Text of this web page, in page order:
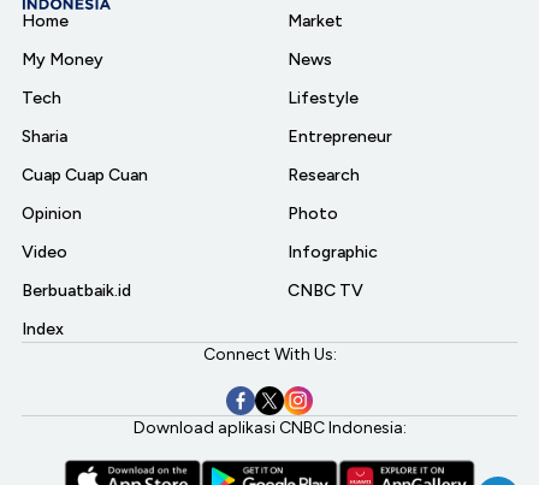
Home
My Money
Tech
Sharia
Cuap Cuap Cuan
Opinion
Video
Berbuatbaik.id
Index
Market
News
Lifestyle
Entrepreneur
Research
Photo
Infographic
CNBC TV
Connect With Us:
Download aplikasi CNBC Indonesia: